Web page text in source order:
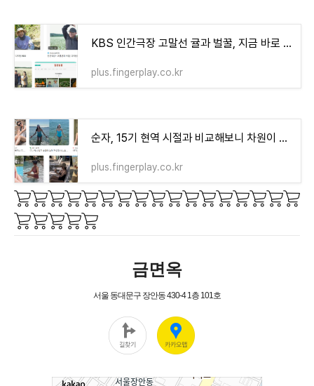
KBS 인간극장 고말선 귤과 벌꿀, 지금 바로 주문법 확인
plus.fingerplay.co.kr
순자, 15기 현역 시절과 비교해보니 차원이 다르다
plus.fingerplay.co.kr